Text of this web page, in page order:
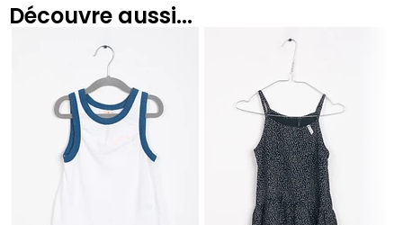
Découvre aussi...